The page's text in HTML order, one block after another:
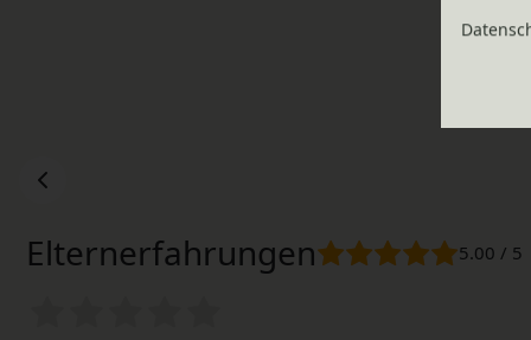
Elternerfahrungen 5.00 / 5